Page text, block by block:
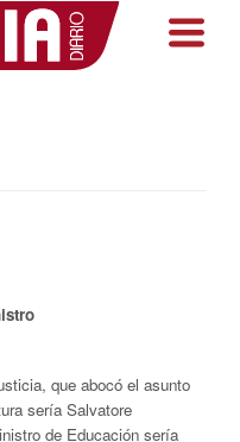
que abocó el asunto
sería Salvatore
de Educación sería